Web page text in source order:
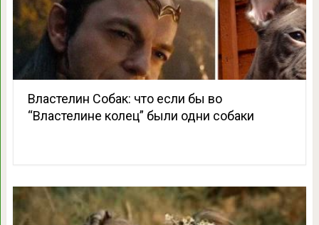
Властелин Собак: что если бы во
“Властелине колец” были одни собаки